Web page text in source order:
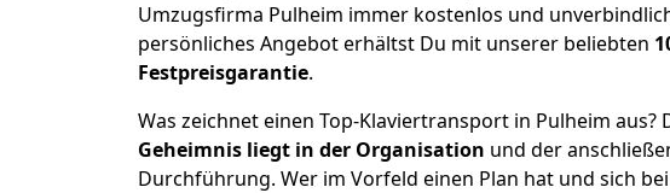
Umzugsfirma Pulheim immer kostenlos und
persönliches Angebot erhältst Du mit unserer beliebten
Festpreisgarantie.
Was zeichnet einen Top-Klaviertransport in Pulheim aus?
Geheimnis liegt in der Organisation und der
Durchführung. Wer im Vorfeld einen Plan hat und sich